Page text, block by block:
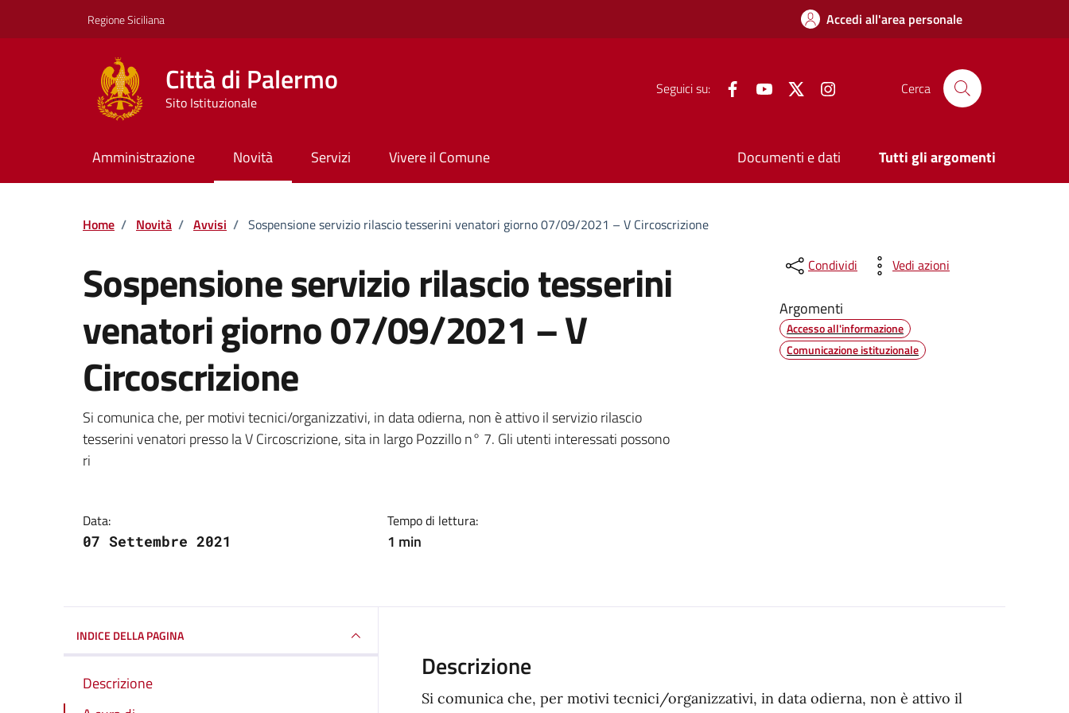
Regione Siciliana Accedi all'area personale
Città di Palermo
Sito Istituzionale
Seguici su: FacebookYouTube Twitter Cerca
Amministrazione Novità Servizi Vivere il Comune Documenti e dati Tutti gli argomenti
Home / Novità / Avvisi / Sospensione servizio rilascio tesserini venatori giorno 07/09/2021 – V Circoscrizione
Sospensione servizio rilascio tesserini
venatori giorno 07/09/2021 – V
Circoscrizione
Dettagli della notizia
Si comunica che, per motivi tecnici/organizzativi, in data odierna, non è attivo il servizio rilascio
tesserini venatori presso la V Circoscrizione, sita in largo Pozzillo n° 7. Gli utenti interessati possono
ri
Data:
07 Settembre 2021
Tempo di lettura:
1 min
Condividi Vedi azioni
Argomenti
Accesso all'informazione
Comunicazione istituzionale
INDICE DELLA PAGINA
Descrizione
Descrizione
Si comunica che, per motivi tecnici/organizzativi, in data odierna, non è attivo il